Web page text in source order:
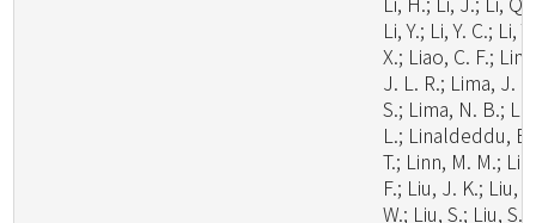
Li, Y.; Li, Y. C.; Li, Y.
X.; Liao, C. F.;
J. L. R.; Lima, J.
S.; Lima, N. B.;
L.; Linaldeddu, B.
T.; Linn, M. M.; Liu,
F.; Liu, J. K.; Liu,
W.; Liu, S.; Liu, S.